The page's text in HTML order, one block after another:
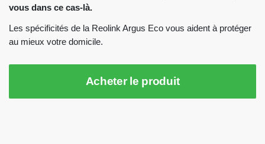
vous dans ce cas-là.
Les spécificités de la Reolink Argus Eco vous aident à protéger
au mieux votre domicile.
Acheter le produit